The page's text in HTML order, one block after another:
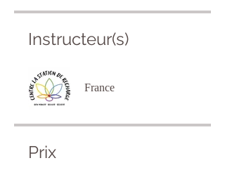
Instructeur(s)
France
Prix